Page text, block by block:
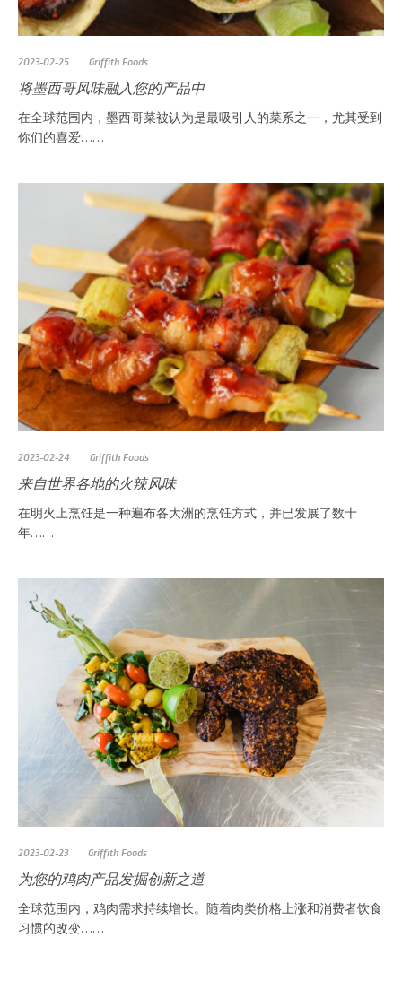
2023-02-25 Griffith Foods
将墨西哥风味融入您的产品中
在全球范围内，墨西哥菜被认为是最吸引人的菜系之一，尤其受到
你们的喜爱……
2023-02-24 Griffith Foods
来自世界各地的火辣风味
在明火上烹饪是一种遍布各大洲的烹饪方式，并已发展了数十
年……
2023-02-23 Griffith Foods
为您的鸡肉产品发掘创新之道
全球范围内，鸡肉需求持续增长。随着肉类价格上涨和消费者饮食
习惯的改变……